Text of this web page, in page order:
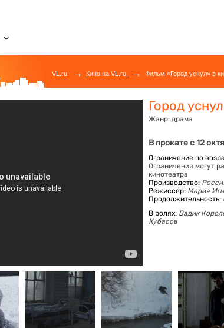
VL.ru → Кино на VL.ru → Фильм «Город уснул» в
Город уснул
Жанр: драма
В прокате с 12
Ограничение по
Ограничения могут
кинотеатра
Производство:
Режиссер: Мария
Продолжительность:
В ролях: Вадик
Кубасов